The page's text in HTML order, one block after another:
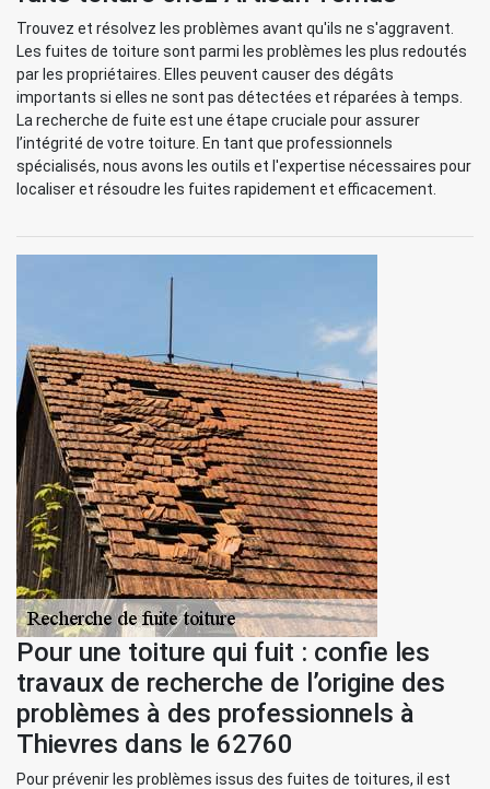
Trouvez et résolvez les problèmes avant qu'ils ne s'aggravent.
Les fuites de toiture sont parmi les problèmes les plus redoutés
par les propriétaires. Elles peuvent causer des dégâts
importants si elles ne sont pas détectées et réparées à temps.
La recherche de fuite est une étape cruciale pour assurer
l’intégrité de votre toiture. En tant que professionnels
spécialisés, nous avons les outils et l'expertise nécessaires pour
localiser et résoudre les fuites rapidement et efficacement.
Pour une toiture qui fuit : confie les
travaux de recherche de l’origine des
problèmes à des professionnels à
Thievres dans le 62760
Pour prévenir les problèmes issus des fuites de toitures, il est